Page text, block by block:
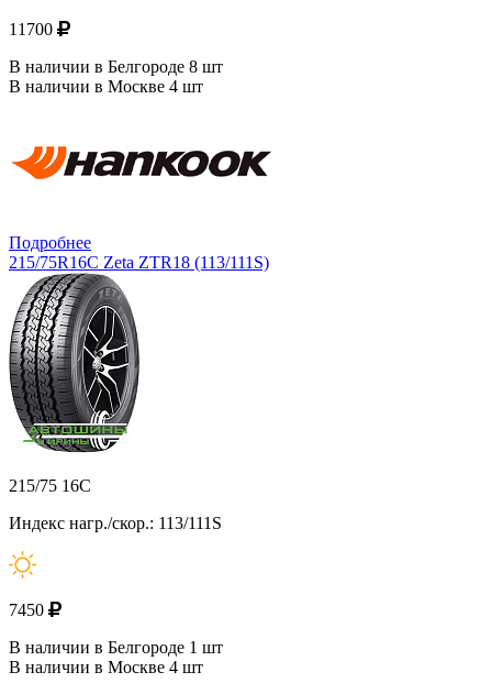
11700
В наличии в Белгороде 8 шт
В наличии в Москве 4 шт
Подробнее
215/75R16C Zeta ZTR18 (113/111S)
215/75 16C
Индекс нагр./скор.: 113/111S
7450
В наличии в Белгороде 1 шт
В наличии в Москве 4 шт